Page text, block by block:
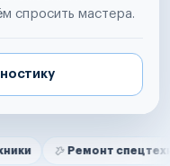
спросить мастера.
Ремонт спецтехники